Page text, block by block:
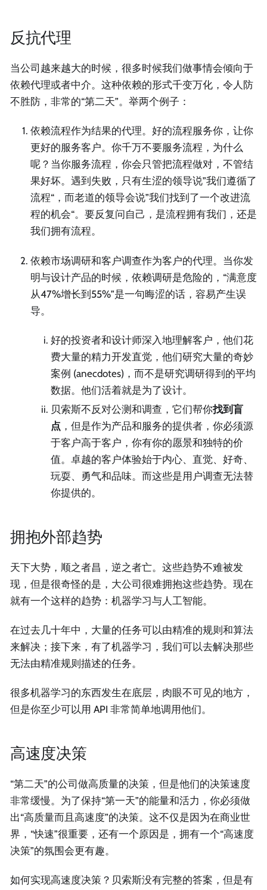
反抗代理
当公司越来越大的时候，很多时候我们做事情会倾向于
依赖代理或者中介。这种依赖的形式千变万化，令人防
不胜防，非常的“第二天”。举两个例子：
依赖流程作为结果的代理。好的流程服务你，让你
更好的服务客户。你千万不要服务流程，为什么
呢？当你服务流程，你会只管把流程做对，不管结
果好坏。遇到失败，只有生涩的领导说”我们遵循了
流程“，而老道的领导会说”我们找到了一个改进流
程的机会“。要反复问自己，是流程拥有我们，还是
我们拥有流程。
依赖市场调研和客户调查作为客户的代理。当你发
明与设计产品的时候，依赖调研是危险的，“满意度
从47%增长到55%”是一句晦涩的话，容易产生误
导。
好的投资者和设计师深入地理解客户，他们花
费大量的精力开发直觉，他们研究大量的奇妙
案例 (anecdotes)，而不是研究调研得到的平均
数据。他们活着就是为了设计。
贝索斯不反对公测和调查，它们帮你找到盲
点 ，但是作为产品和服务的提供者，你必须源
于客户高于客户，你有你的愿景和独特的价
值。卓越的客户体验始于内心、直觉、好奇、
玩耍、勇气和品味。而这些是用户调查无法替
你提供的。
拥抱外部趋势
天下大势，顺之者昌，逆之者亡。这些趋势不难被发
现，但是很奇怪的是，大公司很难拥抱这些趋势。现在
就有一个这样的趋势：机器学习与人工智能。
在过去几十年中，大量的任务可以由精准的规则和算法
来解决；接下来，有了机器学习，我们可以去解决那些
无法由精准规则描述的任务。
很多机器学习的东西发生在底层，肉眼不可见的地方，
但是你至少可以用 API 非常简单地调用他们。
高速度决策
“第二天”的公司做高质量的决策，但是他们的决策速度
非常缓慢。为了保持“第一天”的能量和活力，你必须做
出“高质量而且高速度”的决策。这不仅是因为在商业世
界，“快速”很重要，还有一个原因是，拥有一个“高速度
决策”的氛围会更有趣。
如何实现高速度决策？贝索斯没有完整的答案，但是有